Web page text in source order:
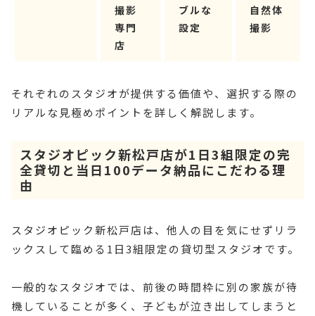
撮影
専門
店
ブルな
設定
自然体
撮影
それぞれのスタジオが提供する価値や、選択する際の
リアルな見極めポイントを詳しく解説します。
スタジオピック新松戸店が1日3組限定の完
全貸切と当日100データ納品にこだわる理
由
スタジオピック新松戸店は、他人の目を気にせずリラ
ックスして臨める1日3組限定の貸切型スタジオです。
一般的なスタジオでは、前後の時間枠に別の家族が待
機していることが多く、子どもが泣き出してしまうと